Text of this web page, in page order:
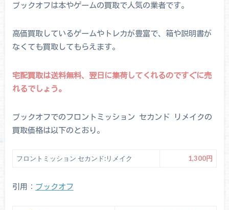
ブックオフは本やゲームの買取で人気の業者です。
高価買取しているゲームやトレカが豊富で、箱や説明書が
なくても買取してもらえます。
宅配買取は送料無料、翌日に集荷してくれるのですぐに売
れるでしょう。
ブックオフでのフロントミッション セカンド リメイクの
買取価格は以下のとおり。
フロントミッション セカンド:リメイク 1,300円
引用： ブックオフ